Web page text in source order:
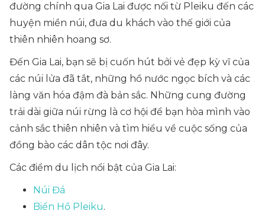
đường chính qua Gia Lai được nối từ Pleiku đến các
huyện miền núi, đưa du khách vào thế giới của
thiên nhiên hoang sơ.
Đến Gia Lai, bạn sẽ bị cuốn hút bởi vẻ đẹp kỳ vĩ của
các núi lửa đã tắt, những hồ nước ngọc bích và các
làng văn hóa đậm đà bản sắc. Những cung đường
trải dài giữa núi rừng là cơ hội để bạn hòa mình vào
cảnh sắc thiên nhiên và tìm hiểu về cuộc sống của
đồng bào các dân tộc nơi đây.
Các điểm du lịch nổi bật của Gia Lai:
Núi Đá
Biển Hồ Pleiku.